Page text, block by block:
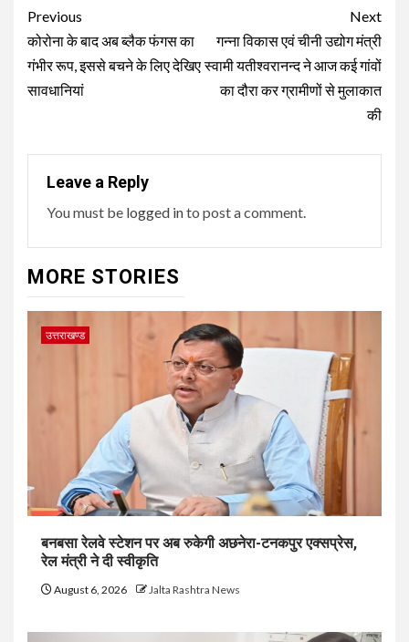
Post
navigation
Previous
कोरोना के बाद अब ब्लैक फंगस का
गंभीर रूप, इससे बचने के लिए देखिए
सावधानियां
Next
गन्ना विकास एवं चीनी उद्योग मंत्री
स्वामी यतीश्वरानन्द ने आज कई गांवों
का दौरा कर ग्रामीणों से मुलाकात
की
Leave a Reply
You must be logged into post a comment.
MORE STORIES
उत्तराखण्ड
बनबसा रेलवे स्टेशन पर अब रुकेगी अछनेरा-टनकपुर एक्सप्रेस,
रेल मंत्री ने दी स्वीकृति
August 6, 2026 Jalta Rashtra News